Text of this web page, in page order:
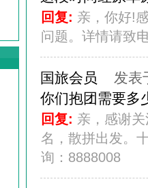
回复: 亲，你好!
问题。详情请致
国旅会员 发表
你们抱团需要多
回复: 亲，感谢
名，散拼出发。
询：8888008